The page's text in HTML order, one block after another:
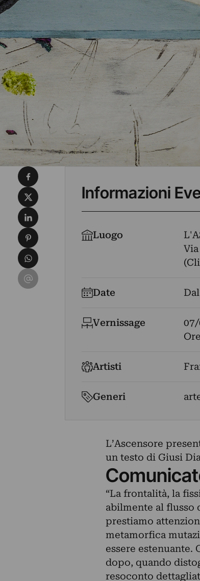
Informazioni
Luogo
Date Dal
Vernissage
Artisti
Generi
L’Ascensore
un testo di Giusi
“La frontalità, la
abilmente al flusso
prestiamo
metamorfica
essere estenuante.
dopo, quando
resoconto
Condividi su Facebook
Condividi su X
Condividi su LinkedIn
Condividi su Pinterest
Condividi su WhatsApp
Condividi su Email